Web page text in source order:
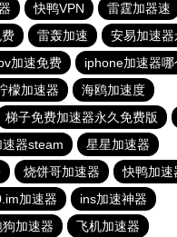
快鸭VPN
雷霆加器速
雷轰加速
安易加速
加速免费
iphone加速器哪
檬加速器
海鸥加速度
梯子免费加速器永久免费版
器steam
星星加速器
烧饼哥加速器
快鸭加速
加速器
ins加速神器
加速器
飞机加速器